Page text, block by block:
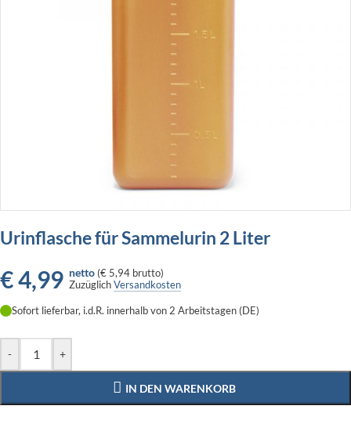
Urinflasche für Sammelurin 2 Liter
€4,99 netto (€ 5,94 brutto)
ZuzüglichVersandkosten
Sofort lieferbar, i.d.R. innerhalb von 2 Arbeitstagen (DE)
- +
IN DEN WARENKORB